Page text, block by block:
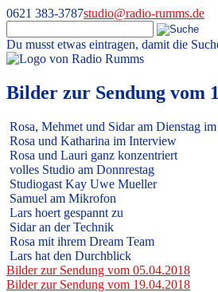
0621 383-3787studio@radio-rumms.de
Du musst etwas eintragen, damit die
Skip
content
Radio RUMMS
Radio RUMMS ist ein Radioprojekt mit
Jugendliche in der Universitätsmedizin
Bilder zur Sendung vom
Rosa, Mehmet und Sidar am Dienstag
Rosa und Katharina im Interview
Rosa und Lauri ganz konzentriert
volles Studio am Donnrestag
Studiogast Kay Uwe Mueller
Samuel am Mikrofon
Lars hoert gespannt zu
Sidar an der Technik
Rosa mit ihrem Dream Team
Lars hat den Durchblick
Beitragsnavigation
Bilder zur Sendung vom 05.04.2018
Bilder zur Sendung vom 19.04.2018